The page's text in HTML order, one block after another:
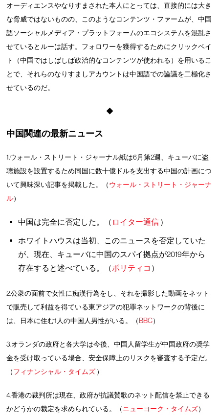
オーディエンスやなりすまされた本人にとっては、直接的には大き
な脅威ではないものの、このようなコンテンツ・ファームが、中国
語ソーシャルメディア・プラットフォームのエコシステムを混乱さ
せているとルーは話す。フォロワーを獲得するためにクリックベイ
ト（中国ではしばしば政治的なコンテンツが使われる）を用いるこ
とで、それらのなりすましアカウントは中国語での論議を二極化さ
せているのだ。
◆
中国関連の最新ニュース
1.ウォール・ストリート・ジャーナル紙は6月第2週、キューバに盗
聴施設を設置するため同国に数十億ドルを支出する中国の計画につ
いて興味深い記事を掲載した。（ウォール・ストリート・ジャーナ
ル）
中国は完全に否定した。（ ロイター通信 ）
ホワイトハウスは当初、このニュースを否定していた
が、現在、キューバに中国のスパイ拠点が2019年から
存在すると述べている。（ポリティコ ）
2.公衆の面前で女性に痴漢行為をし、それを撮影した動画をネット
で販売して利益を得ている東アジアの犯罪ネットワークの背後に
は、日本に住む1人の中国人男性がいる。（BBC）
3.オランダの政府と各大学は今後、中国人留学生が中国政府の奨学
金を受け取っている場合、安全保障上のリスクを審査する予定だ。
（フィナンシャル・タイムズ ）
4.香港の裁判所は現在、政府が抗議賛歌のネット配信を禁止できる
かどうかの裁定を求められている。（ニューヨーク・タイムズ）